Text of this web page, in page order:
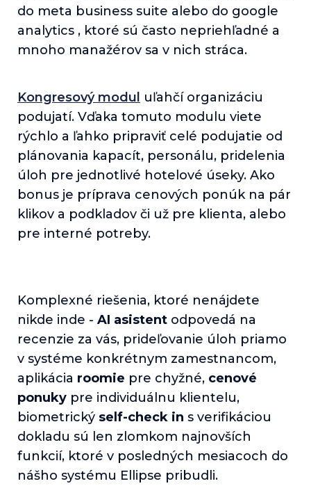
do meta business suite alebo do google
analytics , ktoré sú často nepriehľadné a
mnoho manažérov sa v nich stráca.
Kongresový modul uľahčí organizáciu
podujatí. Vďaka tomuto modulu viete
rýchlo a ľahko pripraviť celé podujatie od
plánovania kapacít, personálu, pridelenia
úloh pre jednotlivé hotelové úseky. Ako
bonus je príprava cenových ponúk na pár
klikov a podkladov či už pre klienta, alebo
pre interné potreby.
Komplexné riešenia, ktoré nenájdete
nikde inde - AI asistent odpovedá na
recenzie za vás, prideľovanie úloh priamo
v systéme konkrétnym zamestnancom,
aplikácia roomie pre chyžné, cenové
ponuky pre individuálnu klientelu,
biometrický self-check in s verifikáciou
dokladu sú len zlomkom najnovších
funkcií, ktoré v posledných mesiacoch do
nášho systému Ellipse pribudli.